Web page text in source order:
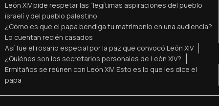
León XIV pide respetar las “legítimas aspiraciones del pueblo
israelí y del pueblo palestino”
¿Cómo es que el papa bendiga tu matrimonio en una audiencia?
Lo cuentan recién casados
Así fue el rosario especial por la paz que convocó León XIV
¿Quiénes son los secretarios personales de León XIV?
Ermitaños se reúnen con León XIV. Esto es lo que les dice el
papa